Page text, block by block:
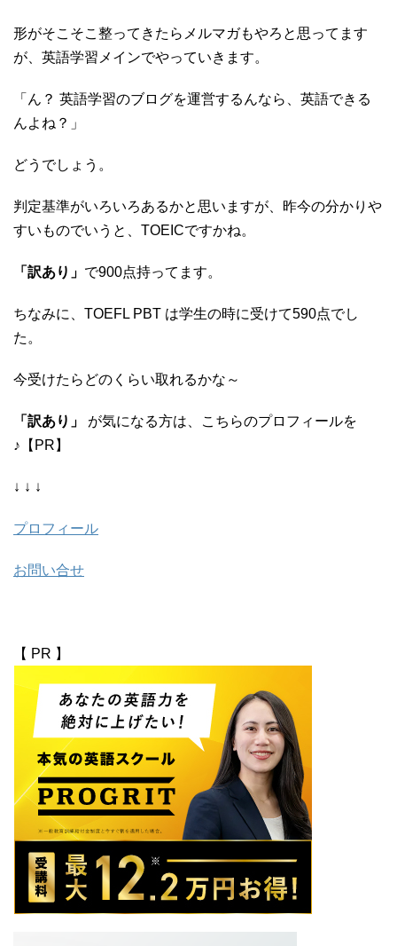
形がそこそこ整ってきたらメルマガもやろと思ってます
が、英語学習メインでやっていきます。
「ん？ 英語学習のブログを運営するんなら、英語できる
んよね？」
どうでしょう。
判定基準がいろいろあるかと思いますが、昨今の分かりや
すいものでいうと、TOEICですかね。
「訳あり」 で900点持ってます。
ちなみに、TOEFL PBT は学生の時に受けて590点でし
た。
今受けたらどのくらい取れるかな～
「訳あり」
が気になる方は、こちらのプロフィールを
♪【PR】
↓ ↓ ↓
プロフィール
お問い合せ
【 PR 】